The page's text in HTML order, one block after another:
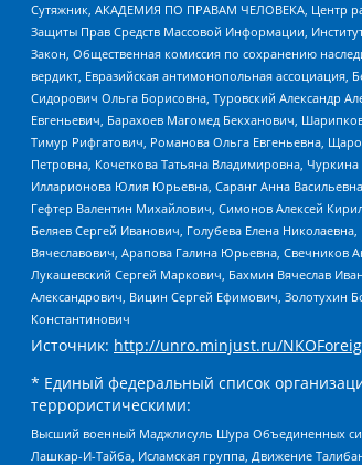
Сутяжник, АКАДЕМИЯ ПО ПРАВАМ ЧЕЛОВЕКА, Центр
Защиты Прав Средств Массовой Информации,
Закон, Общественная комиссия по сохранению
вердикт, Евразийская антимонопольная
Сидорович Ольга Борисовна, Туровский Александр
Евгеньевич, Барахоев Магомед Бекханович,
Тимур Рифгатович, Романова Ольга Евгеньевна,
Петровна, Кочеткова Татьяна Владимировна,
Илларионова Юлия Юрьевна, Саранг Анна
Гефтер Валентин Михайлович, Симонов Алексей
Беляев Сергей Иванович, Голубева Елена
Вячеславович, Арапова Галина Юрьевна, Свечников
Лукашевский Сергей Маркович, Бахмин Вячеслав
Александрович, Вицин Сергей Ефимович, Золотухин
Константинович
Источник: http://unro.minjust.ru/
* Единый федеральный список
террористическими:
Высший военный Маджлисуль Шура Объединенных сил
Лашкар-И-Тайба, Исламская группа, Движение